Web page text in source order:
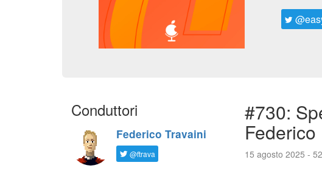
Conduttori
Federico Travaini
@ftrava
#730:
Federico
15 agosto 2025 -